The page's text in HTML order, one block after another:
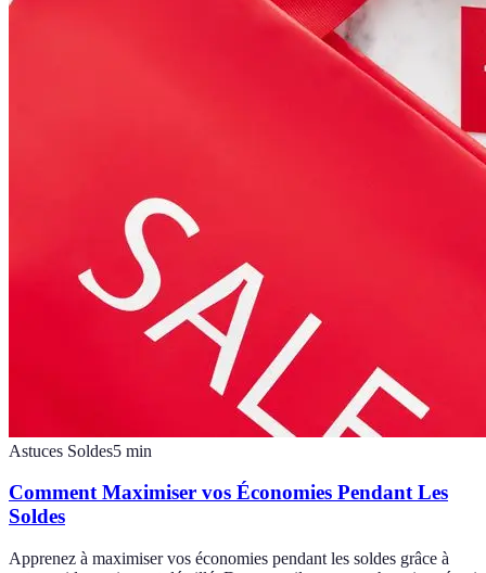
Astuces Soldes5 min
Comment Maximiser vos Économies Pendant Les
Soldes
Apprenez à maximiser vos économies pendant les soldes grâce à